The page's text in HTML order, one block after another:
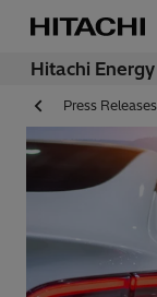
Hitachi Energy
Press Releases